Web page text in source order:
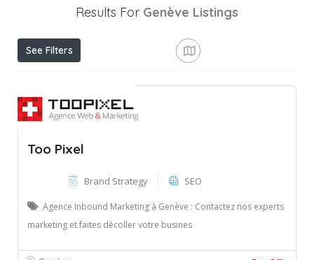
Results For Genève Listings
See Filters
Too Pixel
Brand Strategy SEO
Agence Inbound Marketing à Genève : Contactez nos experts
marketing et faites décoller votre busines